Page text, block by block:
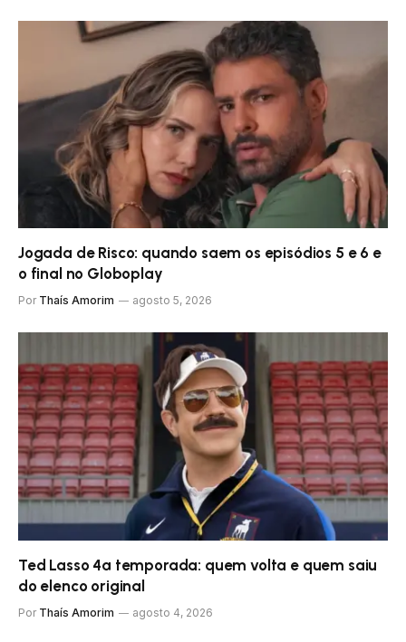
Jogada de Risco: quando saem os episódios 5 e 6 e
o final no Globoplay
Por Thaís Amorim agosto 5, 2026
Ted Lasso 4ª temporada: quem volta e quem saiu
do elenco original
Por Thaís Amorim agosto 4, 2026